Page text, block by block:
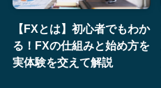
【FXとは】初心者でもわか
る！FXの仕組みと始め方を
実体験を交えて解説